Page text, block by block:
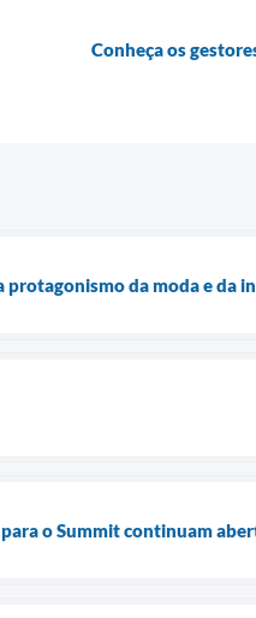
Conheça os
da moda e da
o Summit continuam